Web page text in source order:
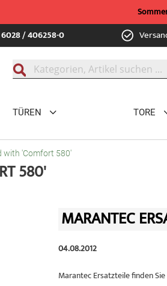
/ 406258-0
TÜREN TORE
with 'Comfort 580'
580'
MARANTEC
04.08.2012
Marantec Ersatzteile finden